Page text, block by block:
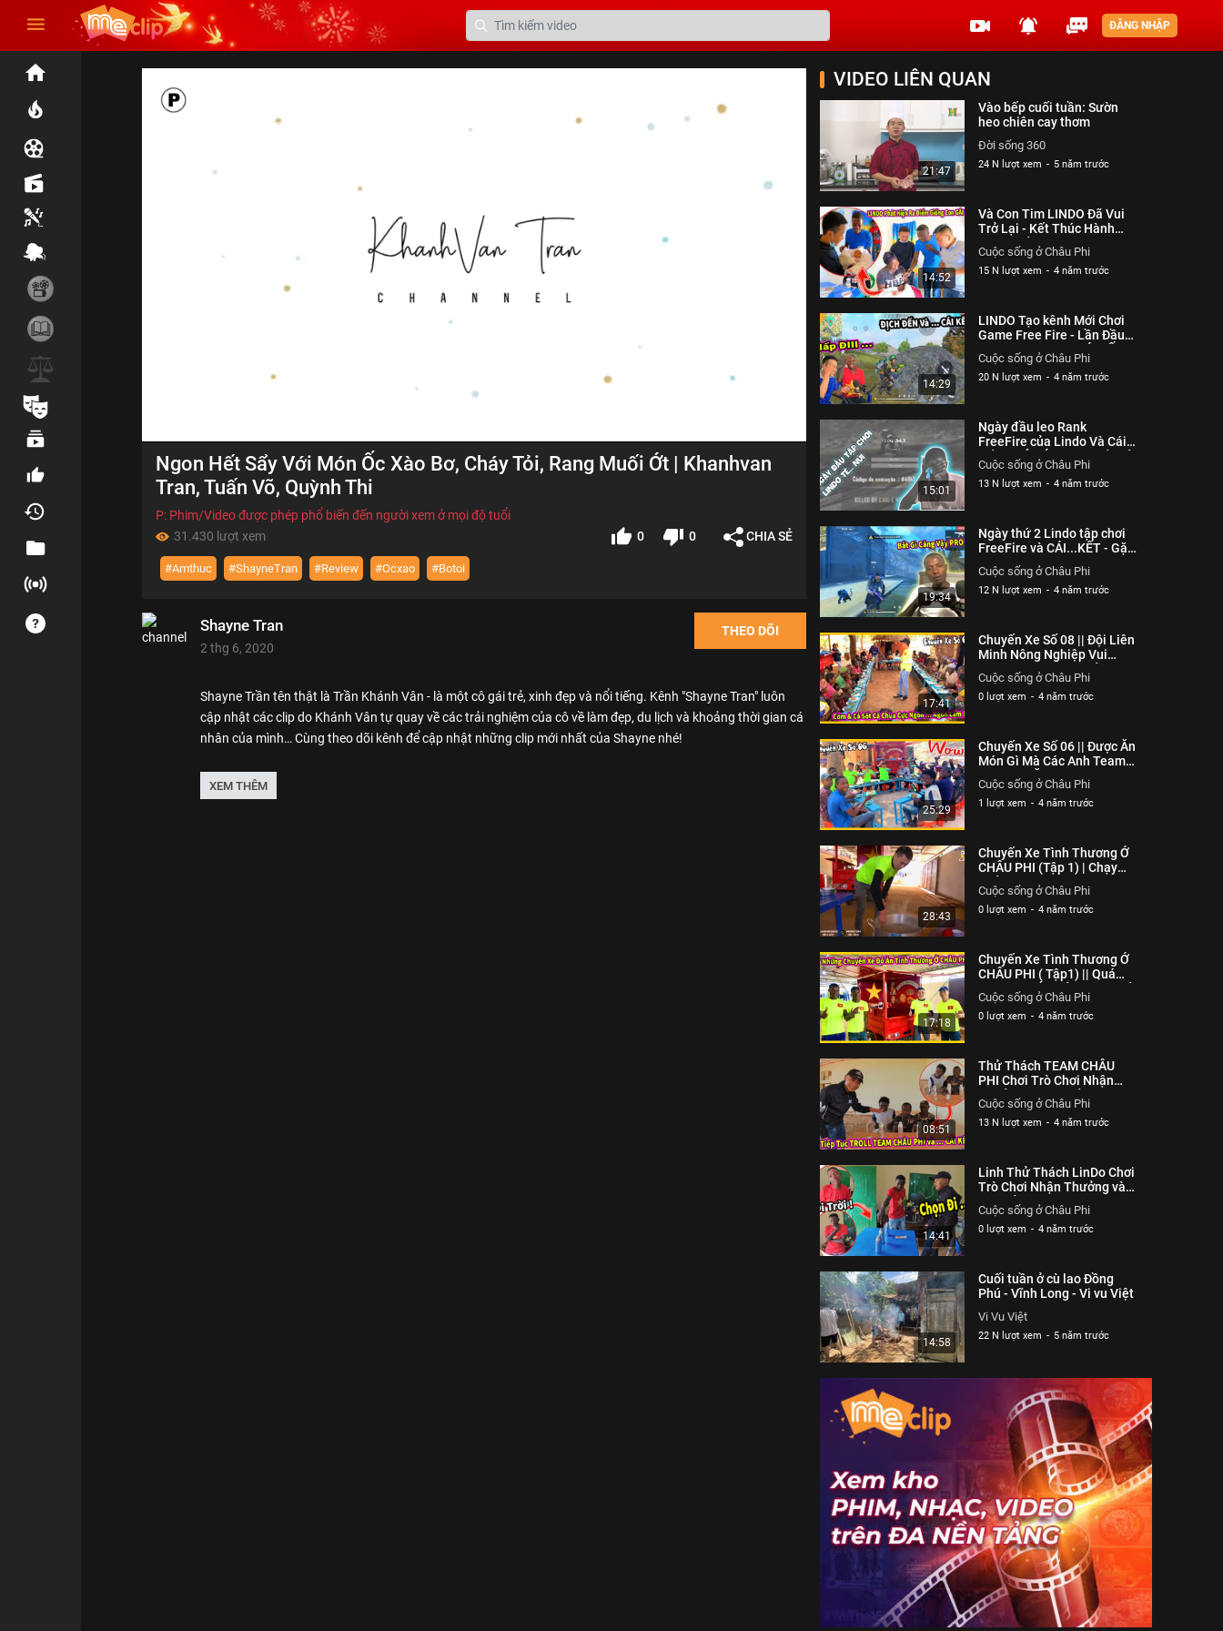
ĐĂNG NHẬP
14:02Volume
0%
P: Phim/Video được phép phổ biến đến người xem ở mọi độ tuổi
Ngon Hết Sẩy Với Món Ốc Xào Bơ, Cháy Tỏi, Rang Muối Ớt | Khanhvan
Tran, Tuấn Võ, Quỳnh Thi
P: Phim/Video được phép phổ biến đến người xem ở mọi độ tuổi
31.430 lượt xem
0 0 CHIA SẺ
#Amthuc #ShayneTran #Review #Ocxao #Botoi
Shayne Tran
2 thg 6, 2020
THEO DÕI
Shayne Trần tên thật là Trần Khánh Vân - là một cô gái trẻ, xinh đẹp và nổi tiếng. Kênh "Shayne Tran" luôn
cập nhật các clip do Khánh Vân tự quay về các trải nghiệm của cô về làm đẹp, du lịch và khoảng thời gian cá
nhân của mình… Cùng theo dõi kênh để cập nhật những clip mới nhất của Shayne nhé!
Thể loại :Review - Trải nghiệm
XEM THÊM
VIDEO LIÊN QUAN
21:47
Vào bếp cuối tuần: Sườn
heo chiên cay thơm
Đời sống 360
24 N lượt xem - 5 năm trước
14:52
Và Con Tim LINDO Đã Vui
Trở Lại - Kết Thúc Hành
Trình Trở Lại Quê LINDO |
Quang Linh Vlogs - Cuộc
Sống ở Châu Phi
Cuộc sống ở Châu Phi
15 N lượt xem - 4 năm trước
14:29
LINDO Tạo kênh Mới Chơi
Game Free Fire - Lần Đầu
Chơi Game Và ... CÁI KẾT |
Cuộc sống ở Châu Phi
Cuộc sống ở Châu Phi
20 N lượt xem - 4 năm trước
15:01
Ngày đầu leo Rank
FreeFire của Lindo Và Cái
Kết ... TÉ NÚI | Cuộc sống ở
Châu Phi
Cuộc sống ở Châu Phi
13 N lượt xem - 4 năm trước
19:34
Ngày thứ 2 Lindo tập chơi
FreeFire và CÁI...KẾT - Gặp
Ngay Đúng PRO Lindo
Đứng Hình | Cuộc sống ở
Châu Phi
Cuộc sống ở Châu Phi
12 N lượt xem - 4 năm trước
17:41
Chuyến Xe Số 08 || Đội Liên
Minh Nông Nghiệp Vui
Mừng Khi Được Thưởng
Thức Món Cơm Cá Sốt Cà
Chua | Cuộc sống ở Châu
Cuộc sống ở Châu Phi
0 lượt xem - 4 năm trước
25:29
Chuyến Xe Số 06 || Được Ăn
Món Gì Mà Các Anh Team
Châu Phi Ăn Không Còn
Một Hạt Cơm ? | Cuộc sống
ở Châu Phi
Cuộc sống ở Châu Phi
1 lượt xem - 4 năm trước
28:43
Chuyến Xe Tình Thương Ở
CHÂU PHI (Tập 1) | Chạy
Thử Nghiệm Với Món Súp
Gà Cho Các Em Bản Nông
Nghiệp | Cuộc sống ở Châu
Cuộc sống ở Châu Phi
0 lượt xem - 4 năm trước
17:18
Chuyến Xe Tình Thương Ở
CHÂU PHI ( Tập1) || Quá
Trình Lên Ý Tưởng và Thiết
Kế Chiếc Xe Đặc Biệt | Cuộc
sống ở Châu Phi
Cuộc sống ở Châu Phi
0 lượt xem - 4 năm trước
08:51
Thử Thách TEAM CHÂU
PHI Chơi Trò Chơi Nhận
Thưởng và Cái Kết Cười
Đau Bụng (Phần 2) | Cuộc
sống ở Châu Phi
Cuộc sống ở Châu Phi
13 N lượt xem - 4 năm trước
14:41
Linh Thử Thách LinDo Chơi
Trò Chơi Nhận Thưởng và
Cái Kết Cười Đau Bụng !!! |
Cuộc sống ở Châu Phi
Cuộc sống ở Châu Phi
0 lượt xem - 4 năm trước
14:58
Cuối tuần ở cù lao Đồng
Phú - Vĩnh Long - Vi vu Việt
Vi Vu Việt
22 N lượt xem - 5 năm trước